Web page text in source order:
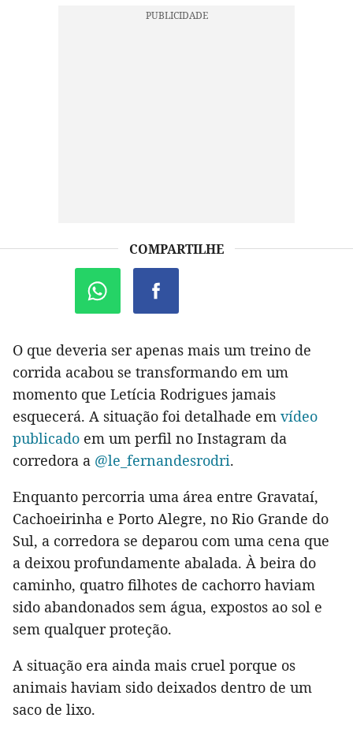
COMPARTILHE
O que deveria ser apenas mais um treino de
corrida acabou se transformando em um
momento que Letícia Rodrigues jamais
esquecerá. A situação foi detalhade em vídeo
publicado em um perfil no Instagram da
corredora a @le_fernandesrodri.
Enquanto percorria uma área entre Gravataí,
Cachoeirinha e Porto Alegre, no Rio Grande do
Sul, a corredora se deparou com uma cena que
a deixou profundamente abalada. À beira do
caminho, quatro filhotes de cachorro haviam
sido abandonados sem água, expostos ao sol e
sem qualquer proteção.
A situação era ainda mais cruel porque os
animais haviam sido deixados dentro de um
saco de lixo.